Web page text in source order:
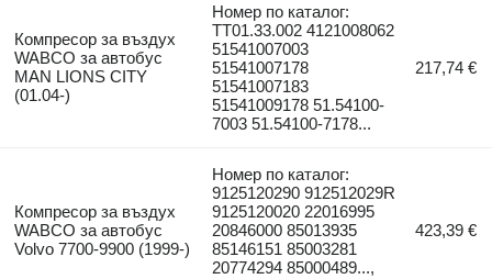
Компресор за въздух
WABCO за автобус
MAN LIONS CITY
(01.04-)
Номер по каталог:
TT01.33.002 4121008062
51541007003
51541007178
51541007183
51541009178 51.54100-
7003 51.54100-7178...
217,74 €
Компресор за въздух
WABCO за автобус
Volvo 7700-9900 (1999-)
Номер по каталог:
9125120290 912512029R
9125120020 22016995
20846000 85013935
85146151 85003281
20774294 85000489...,
423,39 €